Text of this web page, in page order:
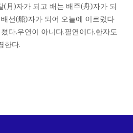
(月)자가 되고 배는 배주(舟)자가 되
선(船)자가 되어 오늘에 이르렀다
다.우연이 아니다.필연이다.한자도
한다.